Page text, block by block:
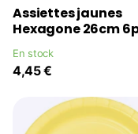
Assiettes jaunes
Hexagone 26cm
En stock
4,45 €